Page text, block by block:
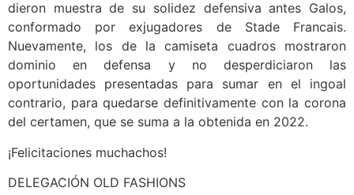
dieron muestra de su solidez defensiva antes Galos,
conformado por exjugadores de Stade Francais.
Nuevamente, los de la camiseta cuadros mostraron
dominio en defensa y no desperdiciaron las
oportunidades presentadas para sumar en el ingoal
contrario, para quedarse definitivamente con la corona
del certamen, que se suma a la obtenida en 2022.
¡Felicitaciones muchachos!
DELEGACIÓN OLD FASHIONS